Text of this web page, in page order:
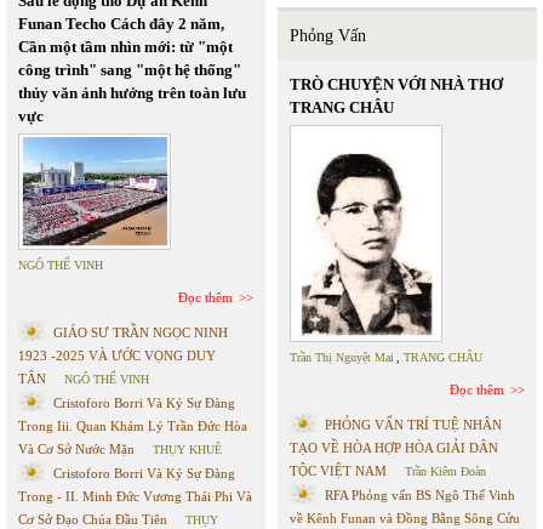
Funan Techo Cách đây 2 năm,
Cần một tầm nhìn mới: từ "một
công trình" sang "một hệ thống"
thủy văn ảnh hưởng trên toàn lưu
vực
NGÔ THẾ VINH
Đọc thêm
GIÁO SƯ TRẦN NGỌC NINH
1923 -2025 VÀ ƯỚC VỌNG DUY
TÂN
NGÔ THẾ VINH
Cristoforo Borri Và Ký Sự Đàng
Trong Iii. Quan Khám Lý Trần Đức Hòa
Và Cơ Sở Nước Mặn
THỤY KHUÊ
Cristoforo Borri Và Ký Sự Đàng
Trong - II. Minh Đức Vương Thái Phi Và
Cơ Sở Đạo Chúa Đầu Tiên
THỤY
Phỏng Vấn
TRÒ CHUYỆN VỚI NHÀ THƠ
TRANG CHÂU
Trần Thị Nguyệt Mai, TRANG CHÂU
Đọc thêm
PHỎNG VẤN TRÍ TUỆ NHÂN
TẠO VỀ HÒA HỢP HÒA GIẢI DÂN
TỘC VIỆT NAM
Trần Kiêm Đoàn
RFA Phỏng vấn BS Ngô Thế Vinh
về Kênh Funan và Đồng Bằng Sông Cửu